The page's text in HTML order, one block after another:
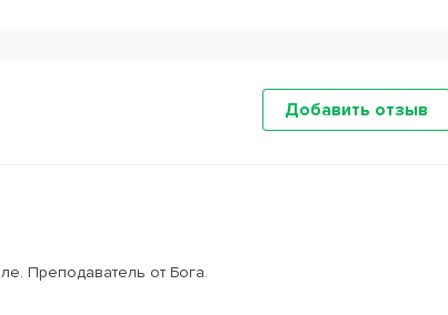
Добавить отзыв
Преподаватель от Бога.